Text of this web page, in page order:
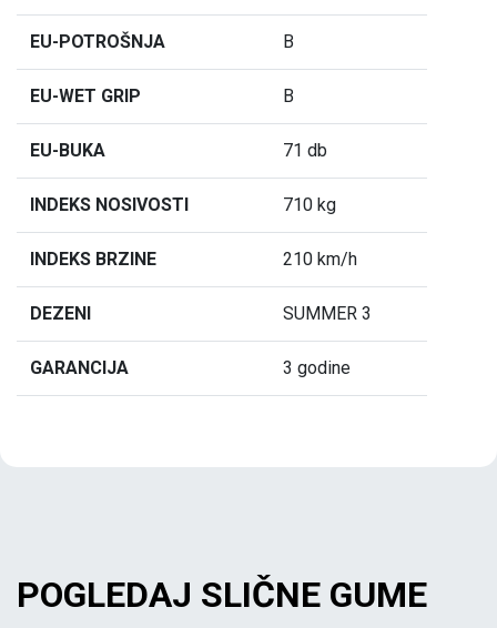
EU-POTROŠNJA B
EU-WET GRIP B
EU-BUKA 71 db
INDEKS NOSIVOSTI 710 kg
INDEKS BRZINE 210 km/h
DEZENI SUMMER 3
GARANCIJA 3 godine
POGLEDAJ SLIČNE GUME